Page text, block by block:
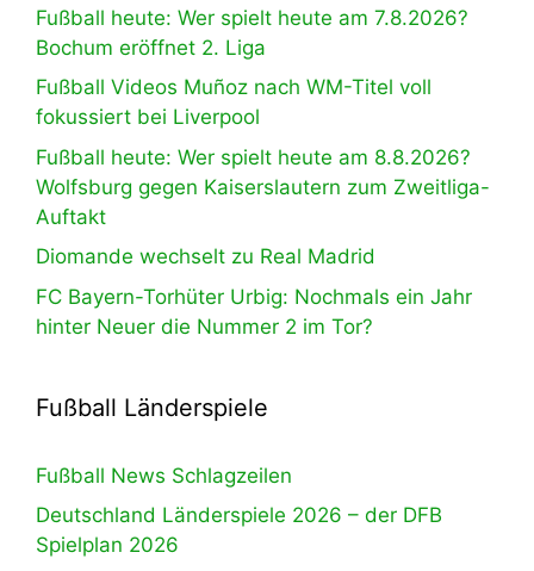
Fußball heute: Wer spielt heute am 7.8.2026?
Bochum eröffnet 2. Liga
Fußball Videos Muñoz nach WM-Titel voll
fokussiert bei Liverpool
Fußball heute: Wer spielt heute am 8.8.2026?
Wolfsburg gegen Kaiserslautern zum Zweitliga-
Auftakt
Diomande wechselt zu Real Madrid
FC Bayern-Torhüter Urbig: Nochmals ein Jahr
hinter Neuer die Nummer 2 im Tor?
Fußball Länderspiele
Fußball News Schlagzeilen
Deutschland Länderspiele 2026 – der DFB
Spielplan 2026